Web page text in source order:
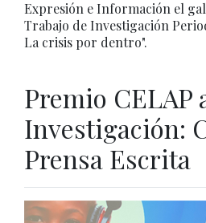
Expresión e Información el
Trabajo de Investigación
La crisis por dentro".
Premio CELAP
Investigación:
Prensa Escrita